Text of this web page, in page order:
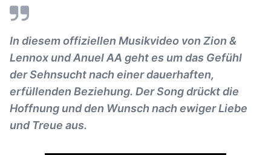
In diesem offiziellen Musikvideo von Zion &
Lennox und Anuel AA geht es um das Gefühl
der Sehnsucht nach einer dauerhaften,
erfüllenden Beziehung. Der Song drückt die
Hoffnung und den Wunsch nach ewiger Liebe
und Treue aus.